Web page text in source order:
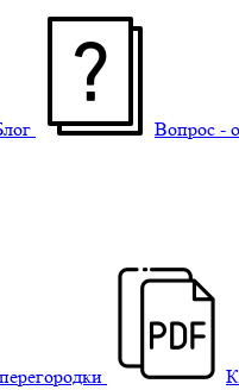
Вопрос -